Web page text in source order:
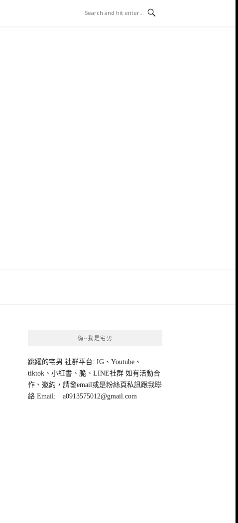
嗨~我是宅男
跳躍的宅男 社群平台: IG、Youtube、
tiktok、小紅書、脆、LINE社群 如有活動合
作、邀約，請發email或是粉絲頁私訊跟我聯
絡 Email: a0913575012@gmail.com